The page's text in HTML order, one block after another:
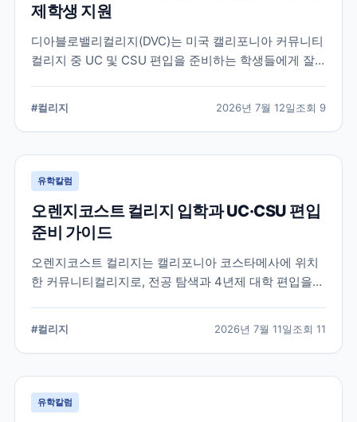
제학생 지원
디아블로밸리컬리지(DVC)는 미국 캘리포니아 커뮤니티
컬리지 중 UC 및 CSU 편입을 준비하는 학생들에게 잘
정리했습니다.
#컬리지 2026년 7월 12일조회 9
유학칼럼
오렌지코스트 컬리지 입학과 UC·CSU 편입
준비 가이드
오렌지코스트 컬리지는 캘리포니아 코스타메사에 위치
한 커뮤니티컬리지로, 전공 탐색과 4년제 대학 편입을
#컬리지 2026년 7월 11일조회 11
유학칼럼